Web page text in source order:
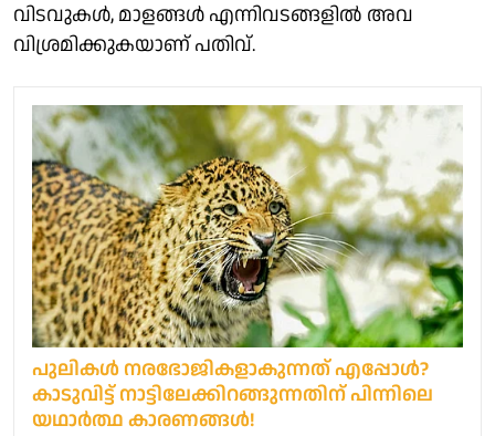
വിടവുകൾ, മാളങ്ങൾ എന്നിവടങ്ങളിൽ അവ
വിശ്രമിക്കുകയാണ് പതിവ്.
പുലികൾ നരഭോജികളാകുന്നത് എപ്പോൾ?
കാടുവിട്ട് നാട്ടിലേക്കിറങ്ങുന്നതിന് പിന്നിലെ
യഥാർത്ഥ കാരണങ്ങൾ!